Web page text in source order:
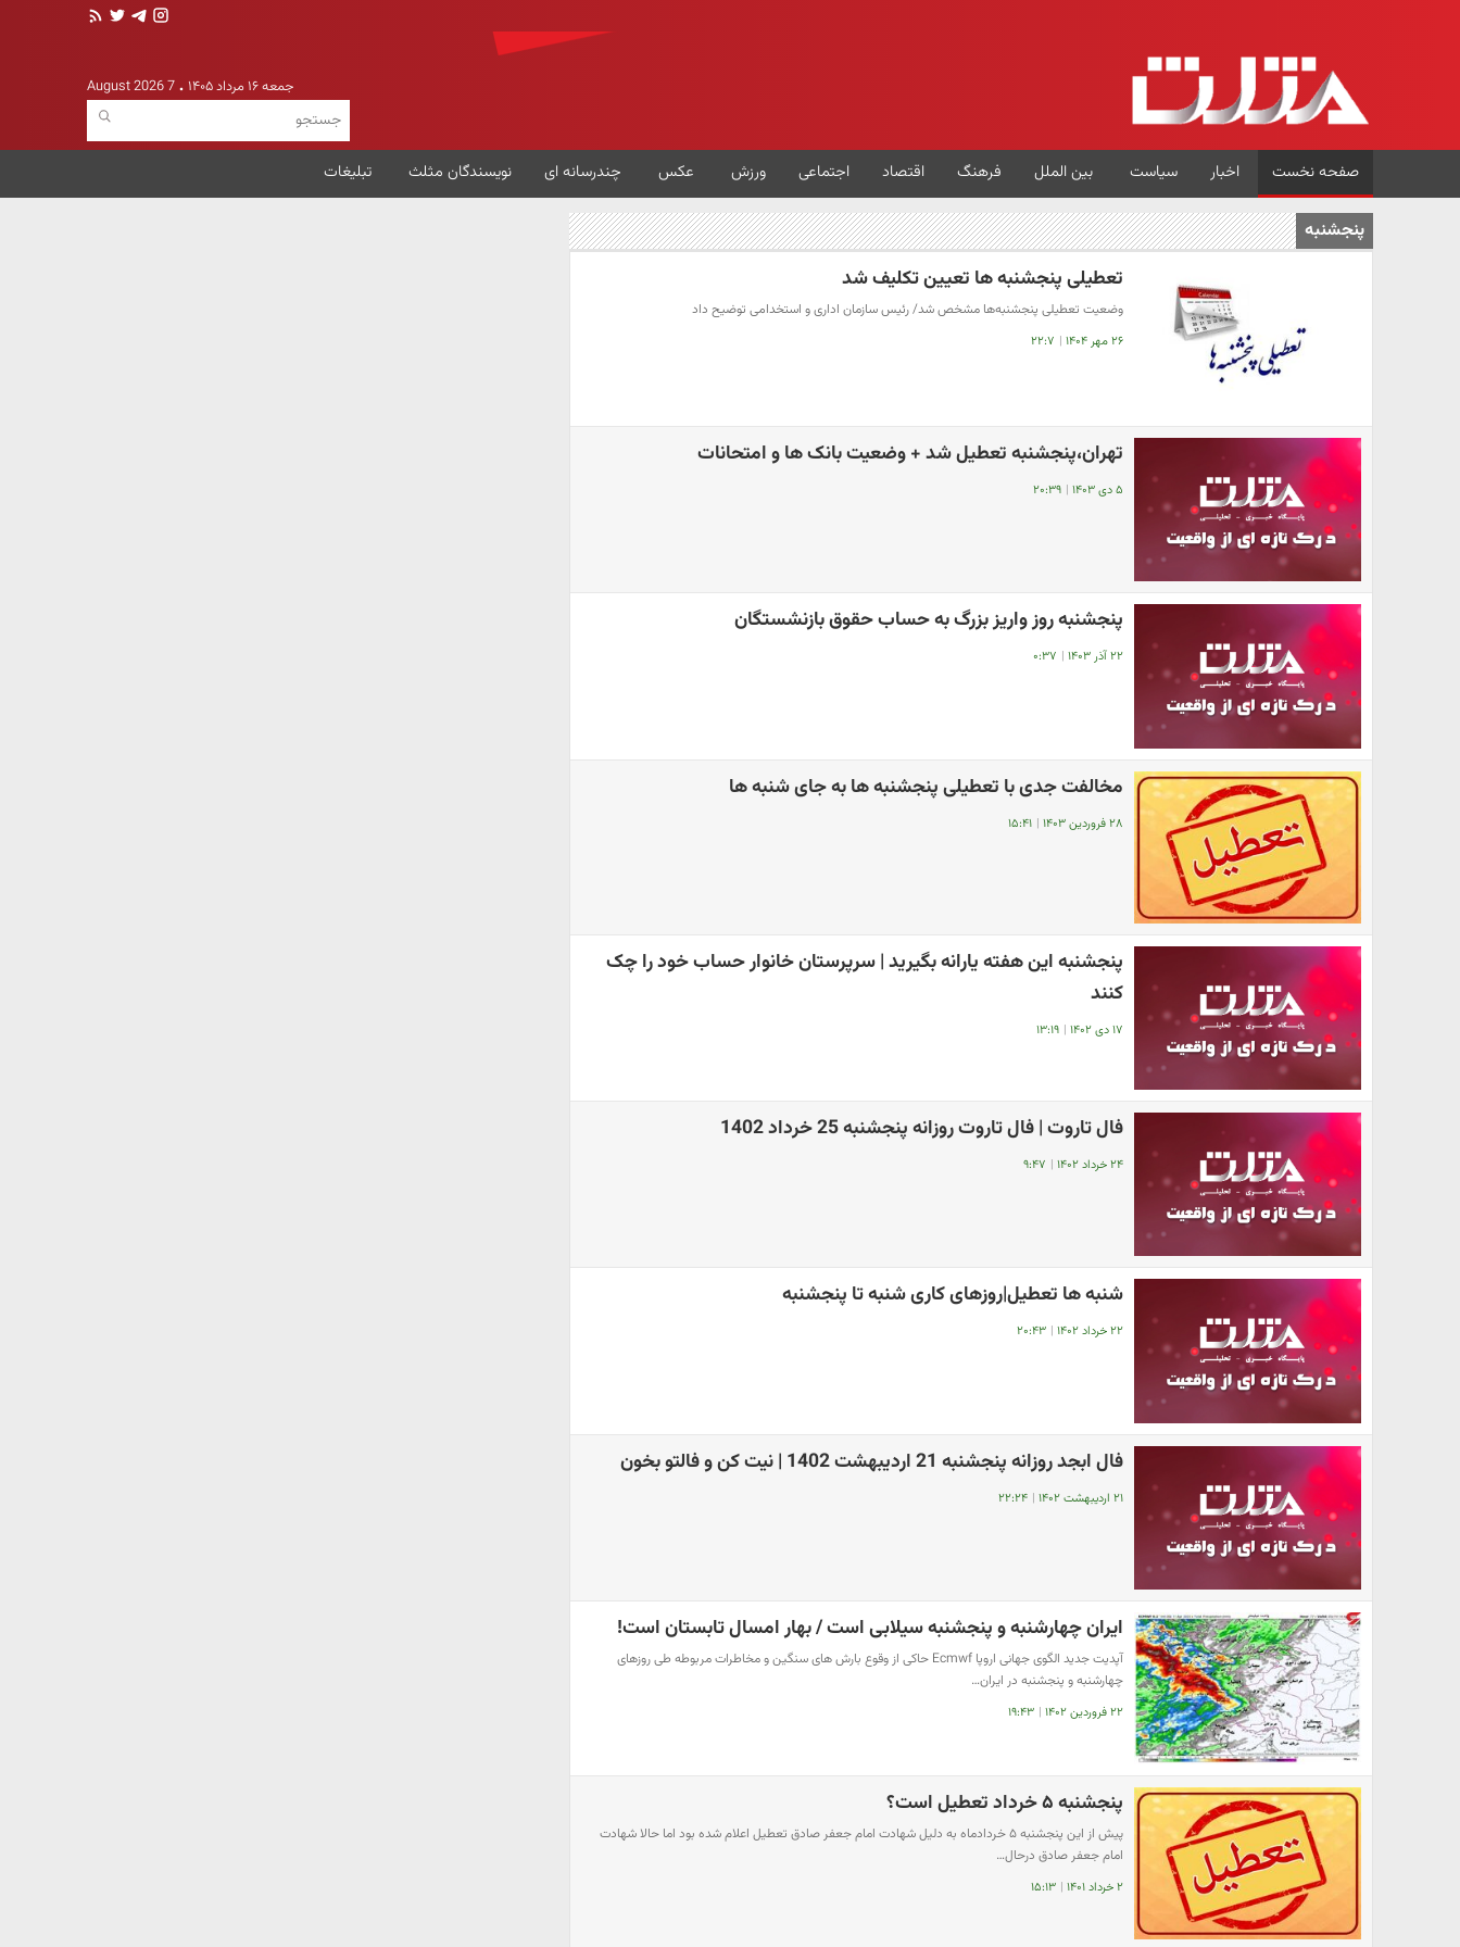
جمعه ۱۶ مرداد ۱۴۰۵ 7 August 2026
صفحه نخست اخبار سیاست بین الملل فرهنگ اقتصاد اجتماعی ورزش عکس چندرسانه ای نویسندگان مثلث تبلیغات
پنجشنبه
تعطیلی پنجشنبه ها تعیین تکلیف شد
وضعیت تعطیلی پنجشنبه‌ها مشخص شد/ رئیس سازمان اداری و استخدامی توضیح داد
۲۶ مهر ۱۴۰۴ | ۲۲:۷
تهران،پنجشنبه تعطیل شد + وضعیت بانک ها و امتحانات
۵ دی ۱۴۰۳ | ۲۰:۳۹
پنجشنبه روز واریز بزرگ به حساب حقوق بازنشستگان
۲۲ آذر ۱۴۰۳ | ۰:۳۷
مخالفت جدی با تعطیلی پنجشنبه ها به جای شنبه ها
۲۸ فروردین ۱۴۰۳ | ۱۵:۴۱
پنجشنبه این هفته یارانه بگیرید | سرپرستان خانوار حساب خود را چک
کنند
۱۷ دی ۱۴۰۲ | ۱۳:۱۹
فال تاروت | فال تاروت روزانه پنجشنبه 25 خرداد 1402
۲۴ خرداد ۱۴۰۲ | ۹:۴۷
شنبه ها تعطیل|روزهای کاری شنبه تا پنجشنبه
۲۲ خرداد ۱۴۰۲ | ۲۰:۴۳
فال ابجد روزانه پنجشنبه 21 اردیبهشت 1402 | نیت کن و فالتو بخون
۲۱ اردیبهشت ۱۴۰۲ | ۲۲:۲۴
ایران چهارشنبه و پنجشنبه سیلابی است / بهار امسال تابستان است!
آپدیت جدید الگوی جهانی اروپا Ecmwf حاکی از وقوع بارش های سنگین و مخاطرات مربوطه طی روزهای
چهارشنبه و پنجشنبه در ایران…
۲۲ فروردین ۱۴۰۲ | ۱۹:۴۳
پنجشنبه ۵ خرداد تعطیل است؟
پیش از این پنجشنبه ۵ خردادماه به دلیل شهادت امام جعفر صادق تعطیل اعلام شده بود اما حالا شهادت
امام جعفر صادق درحال…
۲ خرداد ۱۴۰۱ | ۱۵:۱۳